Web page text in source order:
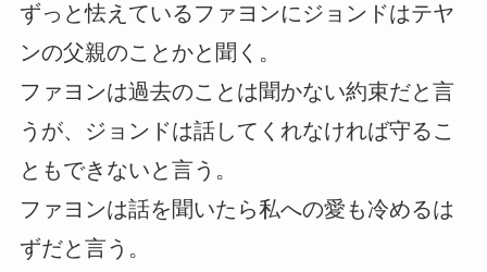
ずっと怯えているファヨンにジョンドはテヤ
ンの父親のことかと聞く。
ファヨンは過去のことは聞かない約束だと言
うが、ジョンドは話してくれなければ守るこ
ともできないと言う。
ファヨンは話を聞いたら私への愛も冷めるは
ずだと言う。